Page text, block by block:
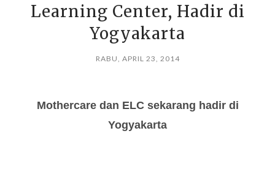
Learning Center, Hadir di
Yogyakarta
RABU, APRIL 23, 2014
Mothercare dan ELC sekarang hadir di
Yogyakarta